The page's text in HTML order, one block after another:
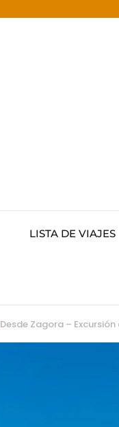
LISTA DE VIAJES
Desde Zagora –